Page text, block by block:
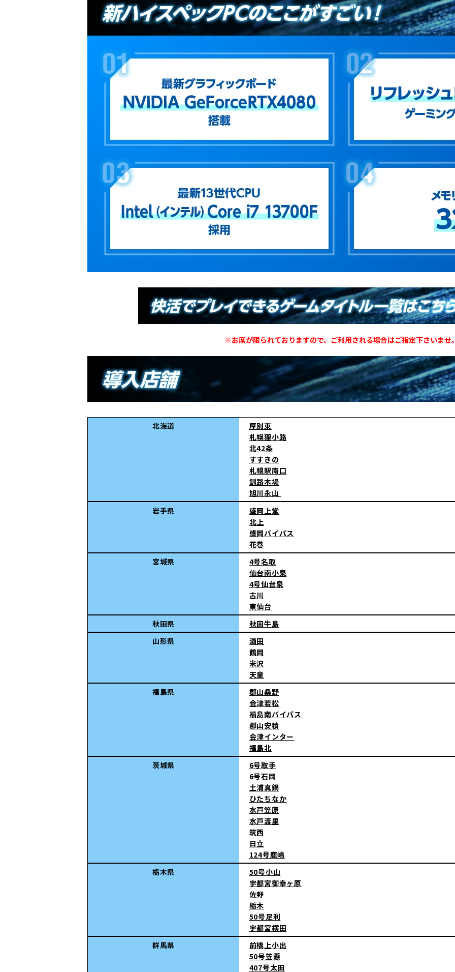
※お席が限られておりますので、ご利用される場合はご指定下さいませ
北海道
厚別東
札幌狸小路
北42条
すすきの
札幌駅南口
釧路木場
旭川永山
岩手県
盛岡上堂
北上
盛岡バイパス
花巻
宮城県
4号名取
仙台南小泉
4号仙台泉
古川
東仙台
秋田県
秋田牛島
山形県
酒田
鶴岡
米沢
天童
福島県
郡山桑野
会津若松
福島南バイパス
郡山安積
会津インター
福島北
茨城県
6号取手
6号石岡
土浦真鍋
ひたちなか
水戸笠原
水戸渡里
筑西
日立
124号鹿嶋
栃木県
50号小山
宇都宮御幸ヶ原
佐野
栃木
50号足利
宇都宮横田
群馬県
前橋上小出
50号笠懸
407号太田